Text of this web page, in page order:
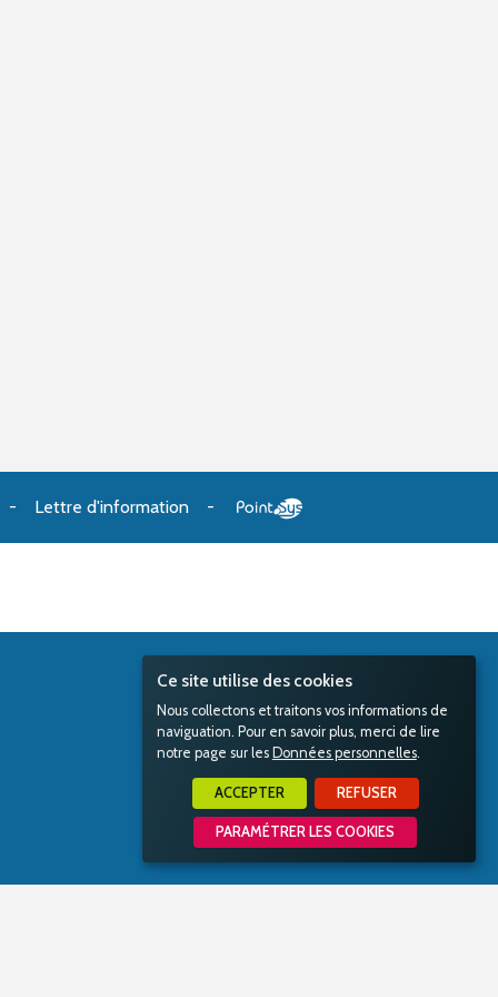
Ce site utilise des cookies
Nous collectons et traitons vos informations de
naviguation. Pour en savoir plus, merci de lire
notre page sur les Données personnelles.
ACCEPTER REFUSER
PARAMÉTRER LES COOKIES
Lettre d'information